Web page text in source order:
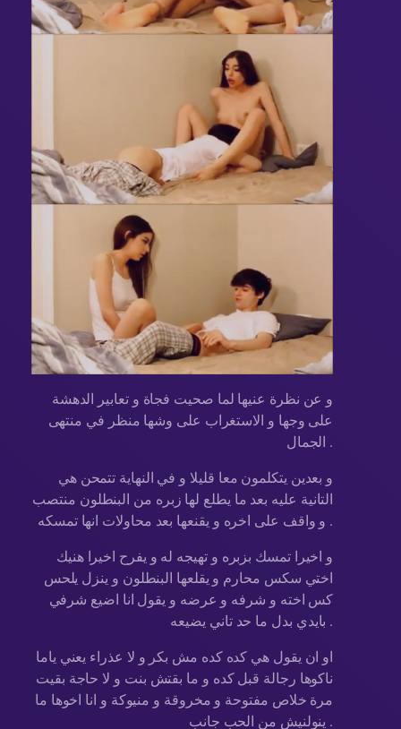
و عن نظرة عنيها لما صحيت فجاة و تعابير الدهشة
على وجها و الاستغراب على وشها منظر في منتهى
الجمال .
و بعدين يتكلمون معا قليلا و في النهاية تتمحن هي
التانية عليه بعد ما يطلع لها زبره من البنطلون منتصب
و واقف على اخره و يقنعها بعد محاولات انها تمسكه .
و اخيرا تمسك بزبره و تهيجه له و يفرح اخيرا هنيك
اختي سكس محارم و يقلعها البنطلون و ينزل يلحس
كس اخته و شرفه و عرضه و يقول انا اضيع شرفي
بايدي بدل ما حد تاني يضيعه .
او ان يقول هي كده كده مش بكر و لا عذراء يعني ياما
ناكوها رجالة قبل كده و ما بقتش بنت و لا حاجة بقيت
مرة خلاص مفتوحة و مخروقة و منيوكة و انا اخوها ما
ينولنيش من الحب جانب .